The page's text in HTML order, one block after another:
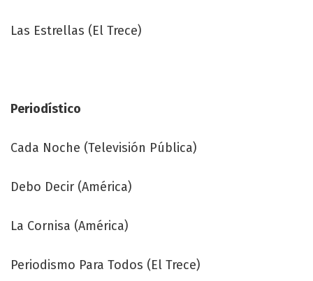
Las Estrellas (El Trece)
Periodístico
Cada Noche (Televisión Pública)
Debo Decir (América)
La Cornisa (América)
Periodismo Para Todos (El Trece)